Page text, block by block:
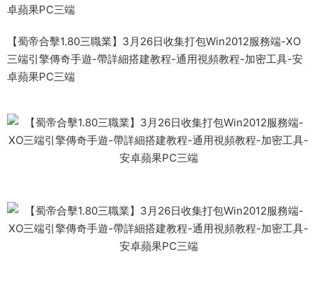
卓蘋果PC三端
【蜀帝合擊1.80三職業】3月26日收集打包Win2012服務端-XO
三端引擎傳奇手遊-帶詳細搭建教程-通用視頻教程-加密工具-安
卓蘋果PC三端